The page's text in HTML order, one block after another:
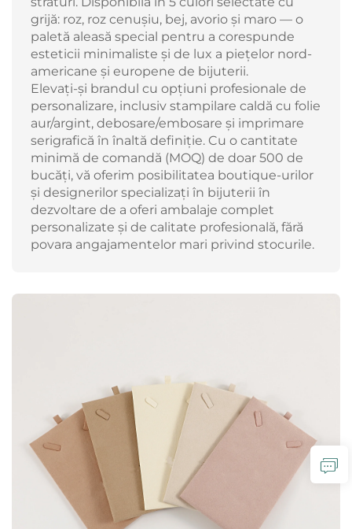
grijă: roz, roz cenușiu, bej, avorio și maro — o
paletă aleasă special pentru a corespunde
esteticii minimaliste și de lux a piețelor nord-
americane și europene de bijuterii.
Elevați-și brandul cu opțiuni profesionale de
personalizare, inclusiv stampilare caldă cu folie
aur/argint, debosare/embosare și imprimare
serigrafică în înaltă definiție. Cu o cantitate
minimă de comandă (MOQ) de doar 500 de
bucăți, vă oferim posibilitatea boutique-urilor
și designerilor specializați în bijuterii în
dezvoltare de a oferi ambalaje complet
personalizate și de calitate profesională, fără
povara angajamentelor mari privind stocurile.